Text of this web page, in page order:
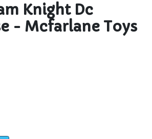
Knight Dc
- Mcfarlane Toys